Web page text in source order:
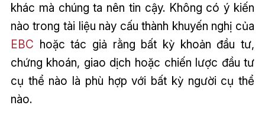
khác mà chúng ta nên tin cậy. Không có ý kiến
nào trong tài liệu này cấu thành khuyến nghị của
EBC hoặc tác giả rằng bất kỳ khoản đầu tư,
chứng khoán, giao dịch hoặc chiến lược đầu tư
cụ thể nào là phù hợp với bất kỳ người cụ thể
nào.